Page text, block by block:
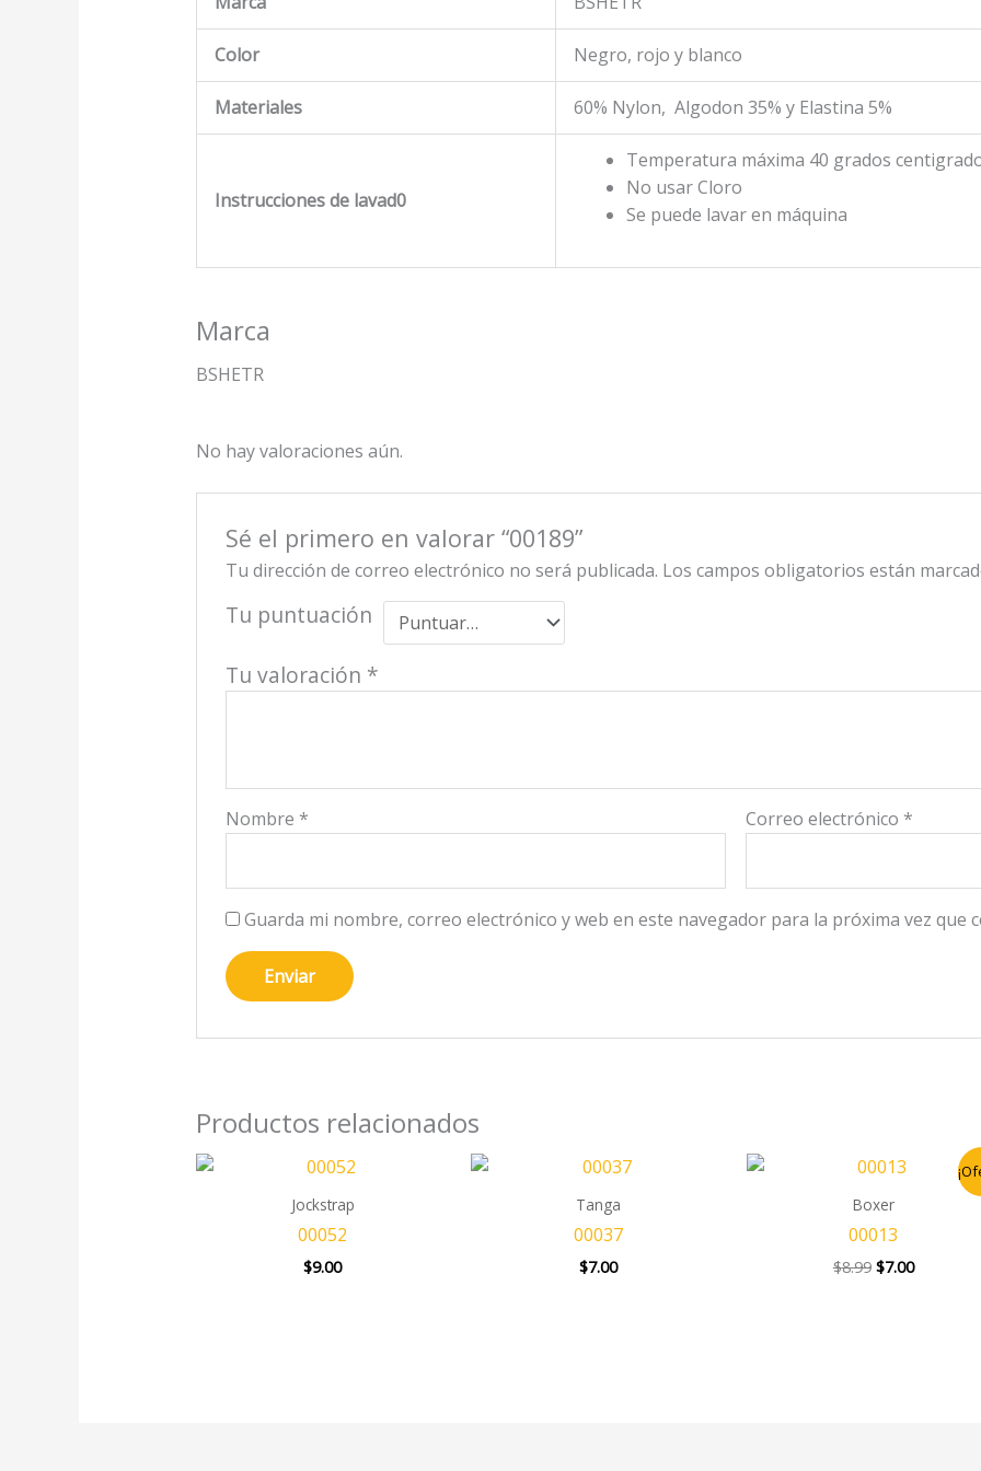
Color Negro, rojo y blanco
Materiales 60% Nylon, Algodon 35% y Elastina 5%
Instrucciones de lavad0
Temperatura máxima 40 grados
No usar Cloro
Se puede lavar en máquina
Marca
BSHETR
No hay valoraciones aún.
Sé el primero en valorar “00189”
Tu dirección de correo electrónico no será publicada. Los campos obligatorios están
Tu puntuación
Tu valoración *
Nombre * Correo electrónico *
Guarda mi nombre, correo electrónico y web en este navegador para la próxima vez que
Productos relacionados
Jockstrap
00052
$9.00
Tanga
00037
$7.00
Boxer
00013
$8.99
El
original
$8.99.
$7.00